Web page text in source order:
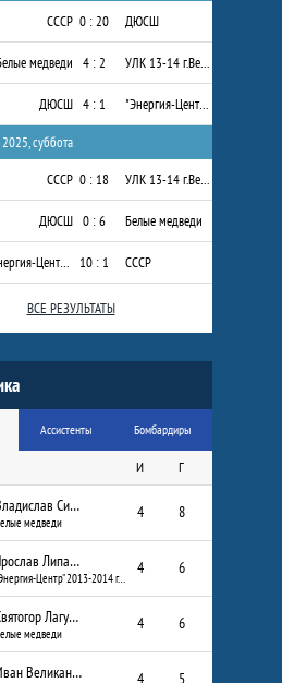
СССР 0 : 20 ДЮСШ
медведи 4 : 2 УЛК 13-14 г.Вельск
ДЮСШ 4 : 1 "Энергия-Центр" 2013-2014 г.р.
суббота
СССР 0 : 18 УЛК 13-14 г.Вельск
ДЮСШ 0 : 6 Белые медведи
"Энергия-Центр" 2013-2014 г.р. 10 : 1 СССР
ВСЕ РЕЗУЛЬТАТЫ
Ассистенты Бомбардиры
И Г
Владислав Сизых 4 8
медведи
Ярослав Липатов 4 6
"Энергия-Центр" 2013-2014 г.р.
Святогор Лагуткин 4 6
медведи
Иван Великанов 4 5